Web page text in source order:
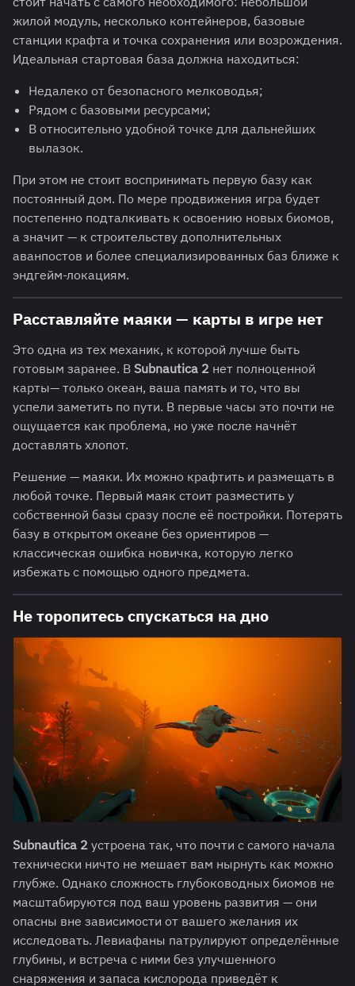
жилой модуль, несколько контейнеров, базовые
станции крафта и точка сохранения или возрождения.
Идеальная стартовая база должна находиться:
Недалеко от безопасного мелководья;
Рядом с базовыми ресурсами;
В относительно удобной точке для дальнейших
вылазок.
При этом не стоит воспринимать первую базу как
постоянный дом. По мере продвижения игра будет
постепенно подталкивать к освоению новых биомов,
а значит — к строительству дополнительных
аванпостов и более специализированных баз ближе к
эндгейм-локациям.
Расставляйте маяки — карты в игре нет
Это одна из тех механик, к которой лучше быть
готовым заранее. В Subnautica 2 нет полноценной
карты— только океан, ваша память и то, что вы
успели заметить по пути. В первые часы это почти не
ощущается как проблема, но уже после начнёт
доставлять хлопот.
Решение — маяки. Их можно крафтить и размещать в
любой точке. Первый маяк стоит разместить у
собственной базы сразу после её постройки. Потерять
базу в открытом океане без ориентиров —
классическая ошибка новичка, которую легко
избежать с помощью одного предмета.
Не торопитесь спускаться на дно
Subnautica 2 устроена так, что почти с самого начала
технически ничто не мешает вам нырнуть как можно
глубже. Однако сложность глубоководных биомов не
масштабируются под ваш уровень развития — они
опасны вне зависимости от вашего желания их
исследовать. Левиафаны патрулируют определённые
глубины, и встреча с ними без улучшенного
снаряжения и запаса кислорода приведёт к